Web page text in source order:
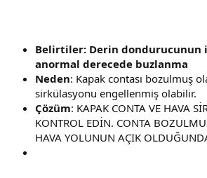
Belirtiler: Derin dondurucunun
anormal derecede buzlanma
Neden: Kapak contası bozulmuş
sirkülasyonu engellenmiş olabilir.
Çözüm: KAPAK CONTA VE HAVA
KONTROL EDİN. CONTA
HAVA YOLUNUN AÇIK